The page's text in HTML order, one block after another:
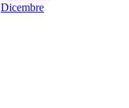
Dicembre